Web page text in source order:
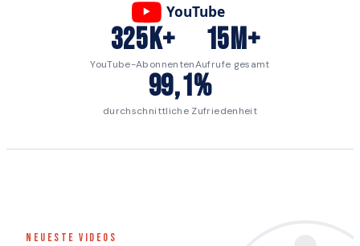
YouTube
325K+
YouTube-Abonnenten
15M+
Aufrufe gesamt
99,1%
durchschnittliche Zufriedenheit
NEUESTE VIDEOS